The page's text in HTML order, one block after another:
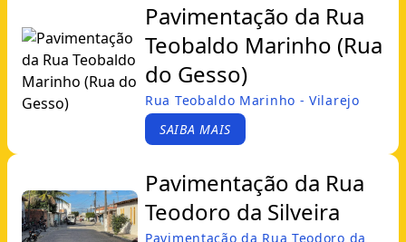
Pavimentação da Rua
Teobaldo Marinho (Rua
do Gesso)
Rua Teobaldo Marinho - Vilarejo
SAIBA MAIS
Pavimentação da Rua
Teodoro da Silveira
Pavimentação da Rua Teodoro da